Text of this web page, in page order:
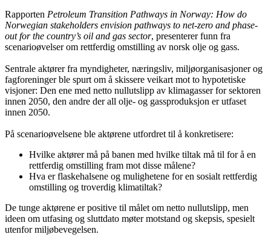
Rapporten Petroleum Transition Pathways in Norway: How do
Norwegian stakeholders envision pathways to net-zero and phase-
out for the country’s oil and gas sector, presenterer funn fra
scenarioøvelser om rettferdig omstilling av norsk olje og gass.
Sentrale aktører fra myndigheter, næringsliv, miljøorganisasjoner og
fagforeninger ble spurt om å skissere veikart mot to hypotetiske
visjoner: Den ene med netto nullutslipp av klimagasser for sektoren
innen 2050, den andre der all olje- og gassproduksjon er utfaset
innen 2050.
På scenarioøvelsene ble aktørene utfordret til å konkretisere:
Hvilke aktører må på banen med hvilke tiltak må til for å en
rettferdig omstilling fram mot disse målene?
Hva er flaskehalsene og mulighetene for en sosialt rettferdig
omstilling og troverdig klimatiltak?
De tunge aktørene er positive til målet om netto nullutslipp, men
ideen om utfasing og sluttdato møter motstand og skepsis, spesielt
utenfor miljøbevegelsen.